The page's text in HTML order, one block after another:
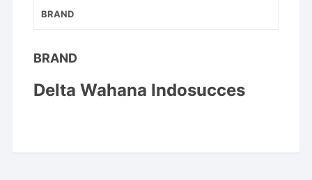
BRAND
BRAND
Delta Wahana Indosucces